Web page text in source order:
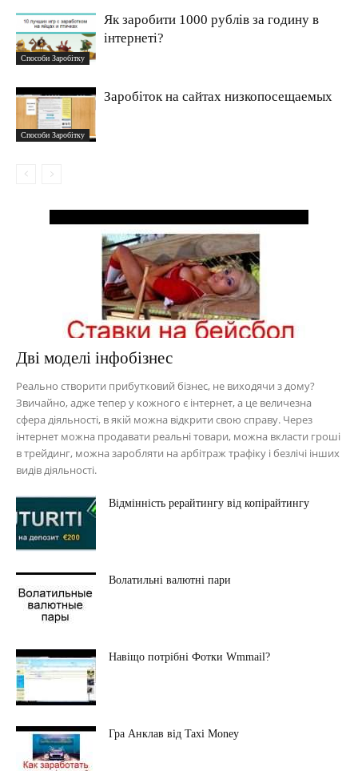
Способи Заробітку
Як заробити 1000 рублів за годину в
інтернеті?
Способи Заробітку
Заробіток на сайтах низкопосещаемых
Дві моделі інфобізнес
Реально створити прибутковий бізнес, не виходячи з дому?
Звичайно, адже тепер у кожного є інтернет, а це величезна
сфера діяльності, в якій можна відкрити свою справу. Через
інтернет можна продавати реальні товари, можна вкласти гроші
в трейдинг, можна заробляти на арбітраж трафіку і безлічі інших
видів діяльності.
Відмінність рерайтингу від копірайтингу
Волатильні валютні пари
Навіщо потрібні Фотки Wmmail?
Гра Анклав від Taxi Money